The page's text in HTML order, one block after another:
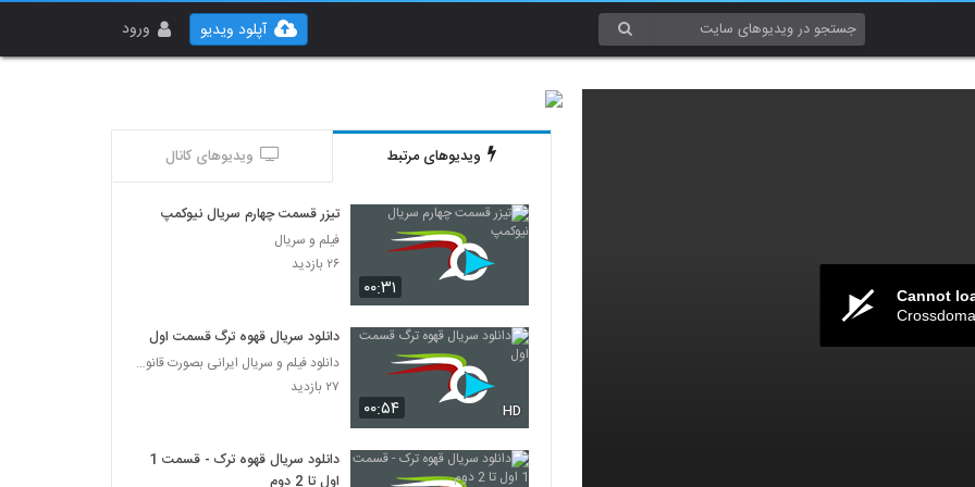
ورود آپلود ویدیو
Cannot
ویدیوهای مرتبط ویدیوهای کانال
۰۰:۳۱
تیزر قسمت چهارم سریال نیوکمپ
فیلم و سریال
۲۶ بازدید
۰۰:۵۴ HD
دانلود سریال قهوه ترگ قسمت اول
دانلود فیلم و سریال ایرانی بصورت قانونی
۲۷ بازدید
دانلود سریال قهوه ترک - قسمت 1
اول تا 2 دوم